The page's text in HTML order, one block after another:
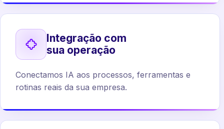
Integração com
sua operação
Conectamos IA aos processos, ferramentas e
rotinas reais da sua empresa.